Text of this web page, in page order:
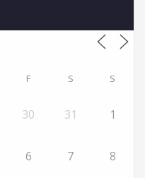
F S S
30 31 1
6 7 8